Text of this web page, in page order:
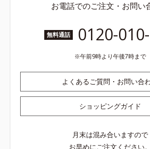
お電話でのご注文・お問い
無料通話 0120-
午前9時より午後7時まで
よくあるご質問・お問い合
ショッピングガイド
月末は混み合いますので
お早めにご注文ください。